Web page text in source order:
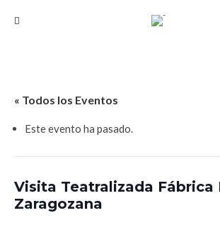
« Todos los Eventos
Este evento ha pasado.
Visita Teatralizada Fábrica
Zaragozana